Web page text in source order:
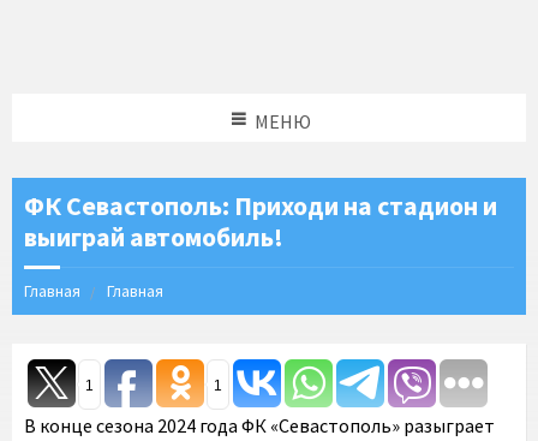
МЕНЮ
ФК Севастополь: Приходи на стадион и
выиграй автомобиль!
Главная Главная
1 1
В конце сезона 2024 года ФК «Севастополь» разыграет